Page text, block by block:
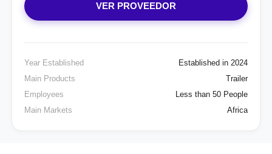
VER PROVEEDOR
Year Established
Established in 2024
Main Products
Trailer
Employees
Less than 50 People
Main Markets
Africa